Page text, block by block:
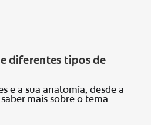
diferentes tipos de
e a sua anatomia, desde a
mais sobre o tema